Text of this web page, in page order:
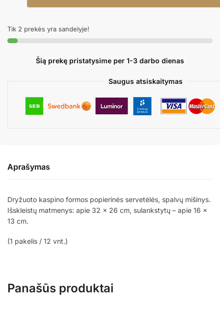
STRIPED
Tik 2 prekės yra sandelyje!
Šią prekę pristatysime per 1-3 darbo dienas
Saugus atsiskaitymas
Aprašymas
Dryžuoto kaspino formos popierinės servetėlės, spalvų mišinys.
Išskleistų matmenys: apie 32 x 26 cm, sulankstytų – apie 16 x
13 cm.
(1 pakelis / 12 vnt.)
Panašūs produktai